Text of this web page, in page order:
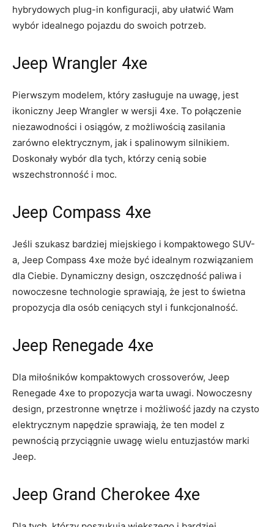
hybrydowych plug-in konfiguracji, aby ułatwić Wam
wybór idealnego ⁣pojazdu do swoich⁤ potrzeb.
Jeep Wrangler 4xe
Pierwszym modelem, ⁣który zasługuje na uwagę, jest
⁣ikoniczny Jeep ​Wrangler⁢ w wersji 4xe. To połączenie
⁢niezawodności i osiągów, z możliwością zasilania
zarówno ⁤elektrycznym, jak ⁣i spalinowym silnikiem.
Doskonały wybór dla tych,​ którzy⁢ cenią sobie
wszechstronność i moc.
Jeep Compass 4xe
Jeśli szukasz bardziej miejskiego i kompaktowego ⁤SUV-
a, Jeep ‍Compass 4xe ​może ⁤być idealnym rozwiązaniem
dla Ciebie. Dynamiczny design, ‍oszczędność ‍paliwa i
nowoczesne technologie sprawiają, że jest to świetna
propozycja ⁤dla osób ceniących styl‌ i⁣ funkcjonalność.
Jeep Renegade 4xe
Dla miłośników kompaktowych crossoverów, Jeep
Renegade 4xe to‌ propozycja warta‌ uwagi. Nowoczesny
‌design, przestronne wnętrze i możliwość⁣ jazdy na czysto
elektrycznym napędzie⁣ sprawiają, że ten model z
pewnością⁤ przyciągnie‌ uwagę wielu entuzjastów marki
Jeep.
Jeep Grand Cherokee⁣ 4xe